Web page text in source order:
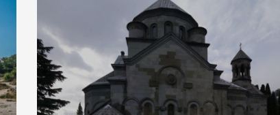
називаються «повстяками» (postaki)…” “Вино. Крим
виробляє відмінне вино і його вдосталь: воно все
легке біле і дуже […]